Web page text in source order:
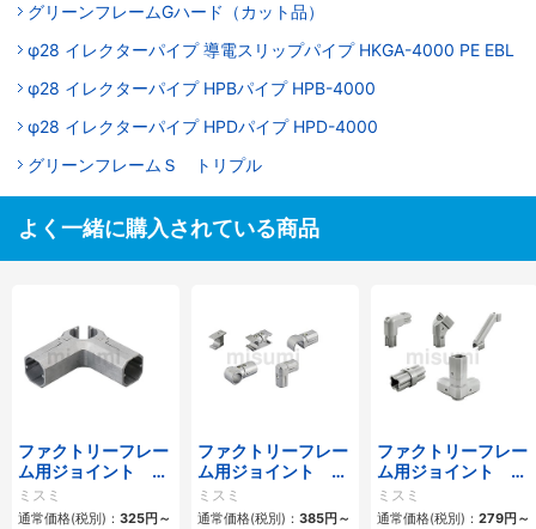
グリーンフレームGハード（カット品）
φ28 イレクターパイプ 導電スリップパイプ HKGA-4000 PE EBL
φ28 イレクターパイプ HPBパイプ HPB-4000
φ28 イレクターパイプ HPDパイプ HPD-4000
グリーンフレームＳ トリプル
よく一緒に購入されている商品
ファクトリーフレー
ム用ジョイント
No.1～5
ミスミ
通常価格(税別)： 325円 ～
ファクトリーフレー
ム用ジョイント
No.6～10
ミスミ
通常価格(税別)： 385円 ～
ファクトリーフレー
ム用ジョイント
No.11～15
ミスミ
通常価格(税別)： 279円 ～